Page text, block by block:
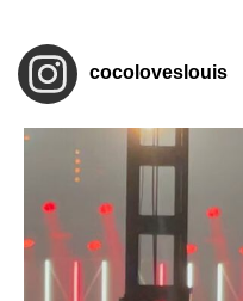
cocoloveslouis